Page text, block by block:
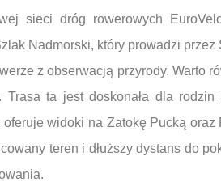
sieci dróg rowerowych
Nadmorski, który prowadzi przez
z obserwacją przyrody. Warto
Trasa ta jest doskonała dla
widoki na Zatokę Pucką oraz
teren i dłuższy dystans do